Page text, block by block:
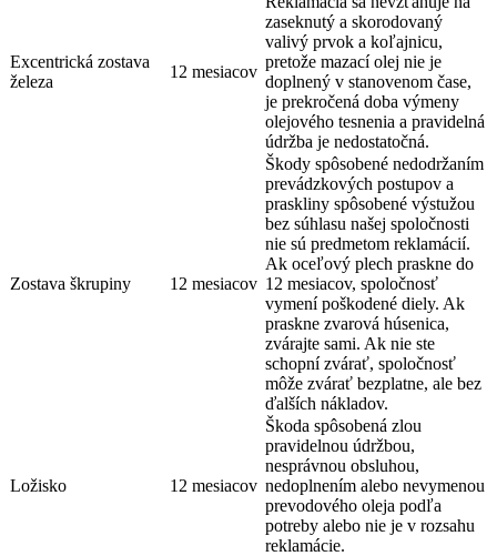
Excentrická zostava
železa
12 mesiacov
zaseknutý a skorodovaný
valivý prvok a koľajnicu,
pretože mazací olej nie je
doplnený v stanovenom čase,
je prekročená doba výmeny
olejového tesnenia a pravidelná
údržba je nedostatočná.
Zostava škrupiny 12 mesiacov
Škody spôsobené nedodržaním
prevádzkových postupov a
praskliny spôsobené výstužou
bez súhlasu našej spoločnosti
nie sú predmetom reklamácií.
Ak oceľový plech praskne do
12 mesiacov, spoločnosť
vymení poškodené diely. Ak
praskne zvarová húsenica,
zvárajte sami. Ak nie ste
schopní zvárať, spoločnosť
môže zvárať bezplatne, ale bez
ďalších nákladov.
Ložisko 12 mesiacov
Škoda spôsobená zlou
pravidelnou údržbou,
nesprávnou obsluhou,
nedoplnením alebo nevymenou
prevodového oleja podľa
potreby alebo nie je v rozsahu
reklamácie.